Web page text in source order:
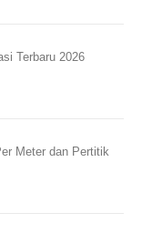
Terbaru 2026
Meter dan Pertitik